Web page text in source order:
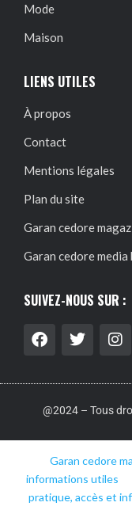
Mode
Maison
LIENS UTILES
À propos
Contact
Mentions légales
Plan du site
Garan cedore
Garan cedore media
SUIVEZ-NOUS SUR :
@2024 – Tous
Garan cedore
informations utiles
pratique, accès et